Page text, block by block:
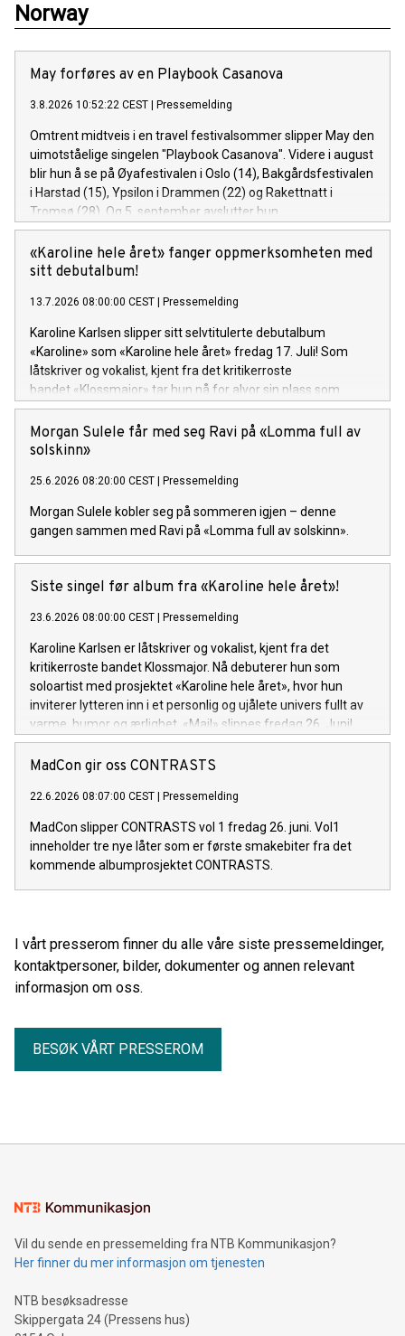
Norway
May forføres av en Playbook Casanova
3.8.2026 10:52:22 CEST Pressemelding
Omtrent midtveis i en travel festivalsommer slipper May den
uimotståelige singelen "Playbook Casanova". Videre i august
blir hun å se på Øyafestivalen i Oslo (14), Bakgårdsfestivalen
i Harstad (15), Ypsilon i Drammen (22) og Rakettnatt i
Tromsø (28). Og 5. september avslutter hun
festivalsesongen med Spirefest i Ålesund.
«Karoline hele året» fanger oppmerksomheten med
sitt debutalbum!
13.7.2026 08:00:00 CEST Pressemelding
Karoline Karlsen slipper sitt selvtitulerte debutalbum
«Karoline» som «Karoline hele året» fredag 17. Juli! Som
låtskriver og vokalist, kjent fra det kritikerroste
bandet «Klossmajor» tar hun nå for alvor sin plass som
soloartist. Lytteren inviteres inn i et personlig og ujålete
univers fullt av varme, humor og ærlighet.
Morgan Sulele får med seg Ravi på «Lomma full av
solskinn»
25.6.2026 08:20:00 CEST Pressemelding
Morgan Sulele kobler seg på sommeren igjen – denne
gangen sammen med Ravi på «Lomma full av solskinn».
Siste singel før album fra «Karoline hele året»!
23.6.2026 08:00:00 CEST Pressemelding
Karoline Karlsen er låtskriver og vokalist, kjent fra det
kritikerroste bandet Klossmajor. Nå debuterer hun som
soloartist med prosjektet «Karoline hele året», hvor hun
inviterer lytteren inn i et personlig og ujålete univers fullt av
varme, humor og ærlighet. «Mail» slippes fredag 26. Juni!
MadCon gir oss CONTRASTS
22.6.2026 08:07:00 CEST Pressemelding
MadCon slipper CONTRASTS vol 1 fredag 26. juni. Vol1
inneholder tre nye låter som er første smakebiter fra det
kommende albumprosjektet CONTRASTS.
I vårt presserom finner du alle våre siste pressemeldinger,
kontaktpersoner, bilder, dokumenter og annen relevant
informasjon om oss.
BESØK VÅRT PRESSEROM
Vil du sende en pressemelding fra NTB Kommunikasjon?
Her finner du mer informasjon om tjenesten
NTB besøksadresse
Skippergata 24 (Pressens hus)